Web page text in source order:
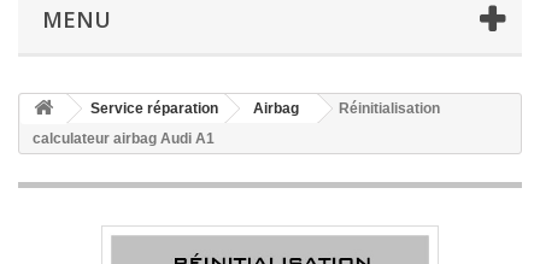
MENU
Service réparation Airbag
Réinitialisation
calculateur airbag Audi A1